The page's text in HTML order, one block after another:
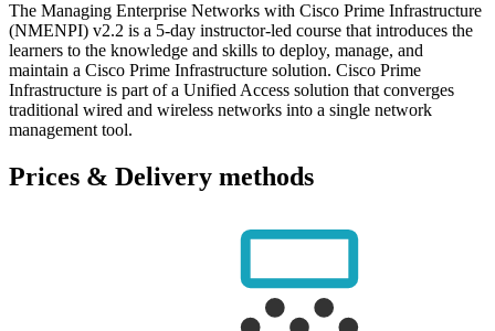
The Managing Enterprise Networks with Cisco Prime Infrastructure
(NMENPI) v2.2 is a 5-day instructor-led course that introduces the
learners to the knowledge and skills to deploy, manage, and
maintain a Cisco Prime Infrastructure solution. Cisco Prime
Infrastructure is part of a Unified Access solution that converges
traditional wired and wireless networks into a single network
management tool.
Prices & Delivery methods